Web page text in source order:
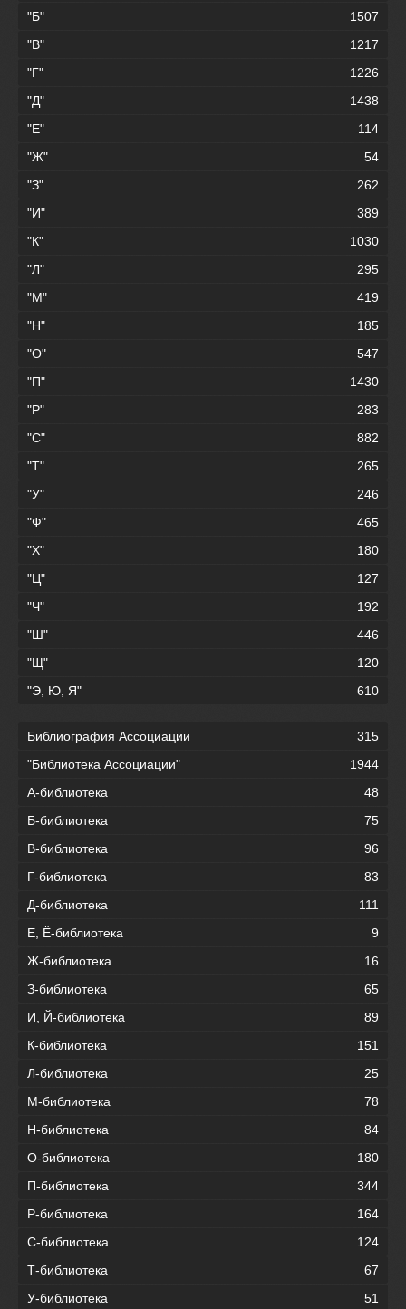
"Б"
1507
"В"
1217
"Г"
1226
"Д"
1438
"Е"
114
"Ж"
54
"З"
262
"И"
389
"К"
1030
"Л"
295
"М"
419
"Н"
185
"О"
547
"П"
1430
"Р"
283
"С"
882
"Т"
265
"У"
246
"Ф"
465
"Х"
180
"Ц"
127
"Ч"
192
"Ш"
446
"Щ"
120
"Э, Ю, Я"
610
Библиография Ассоциации
315
"Библиотека Ассоциации"
1944
А-библиотека
48
Б-библиотека
75
В-библиотека
96
Г-библиотека
83
Д-библиотека
111
Е, Ё-библиотека
9
Ж-библиотека
16
З-библиотека
65
И, Й-библиотека
89
К-библиотека
151
Л-библиотека
25
М-библиотека
78
Н-библиотека
84
О-библиотека
180
П-библиотека
344
Р-библиотека
164
С-библиотека
124
Т-библиотека
67
У-библиотека
51